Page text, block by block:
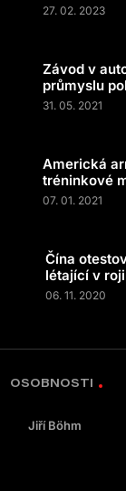
27. 02. 2023
Závod v
průmyslu
31. 05. 2021
Americká
tréninkové
07. 01. 2021
Čína
létající v roji
06. 11. 2020
OSOBNOSTI
Jiří Böhm